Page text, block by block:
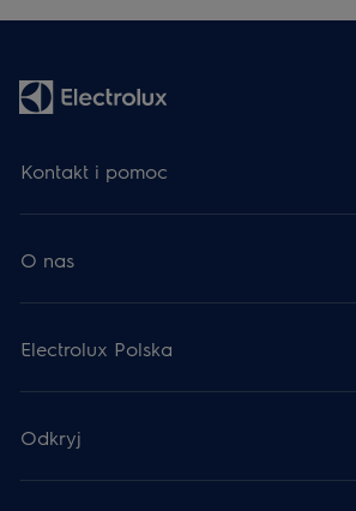
Kontakt i pomoc
O nas
Electrolux Polska
Odkryj